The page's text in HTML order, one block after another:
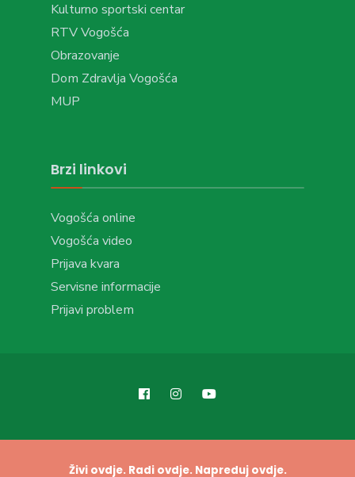
Kulturno sportski centar
RTV Vogošća
Obrazovanje
Dom Zdravlja Vogošća
MUP
Brzi linkovi
Vogošća online
Vogošća video
Prijava kvara
Servisne informacije
Prijavi problem
Živi ovdje. Radi ovdje. Napreduj ovdje.